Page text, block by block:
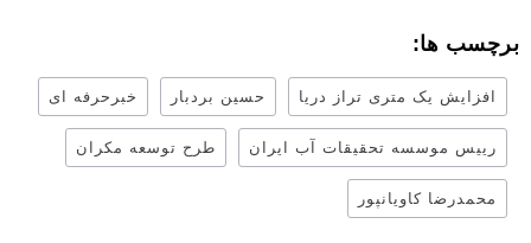
برچسب ها:
افزایش یک متری تراز دریا حسین بردبار خبرحرفه ای
رییس موسسه تحقیقات آب ایران طرح توسعه مکران
محمدرضا کاویانپور